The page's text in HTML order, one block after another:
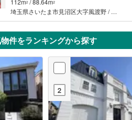
112m2 / 88.64m2
埼玉県さいたま市見沼区大字風渡野 / 東武野田線 「七里」駅 徒歩2分
件をランキングから探す
2